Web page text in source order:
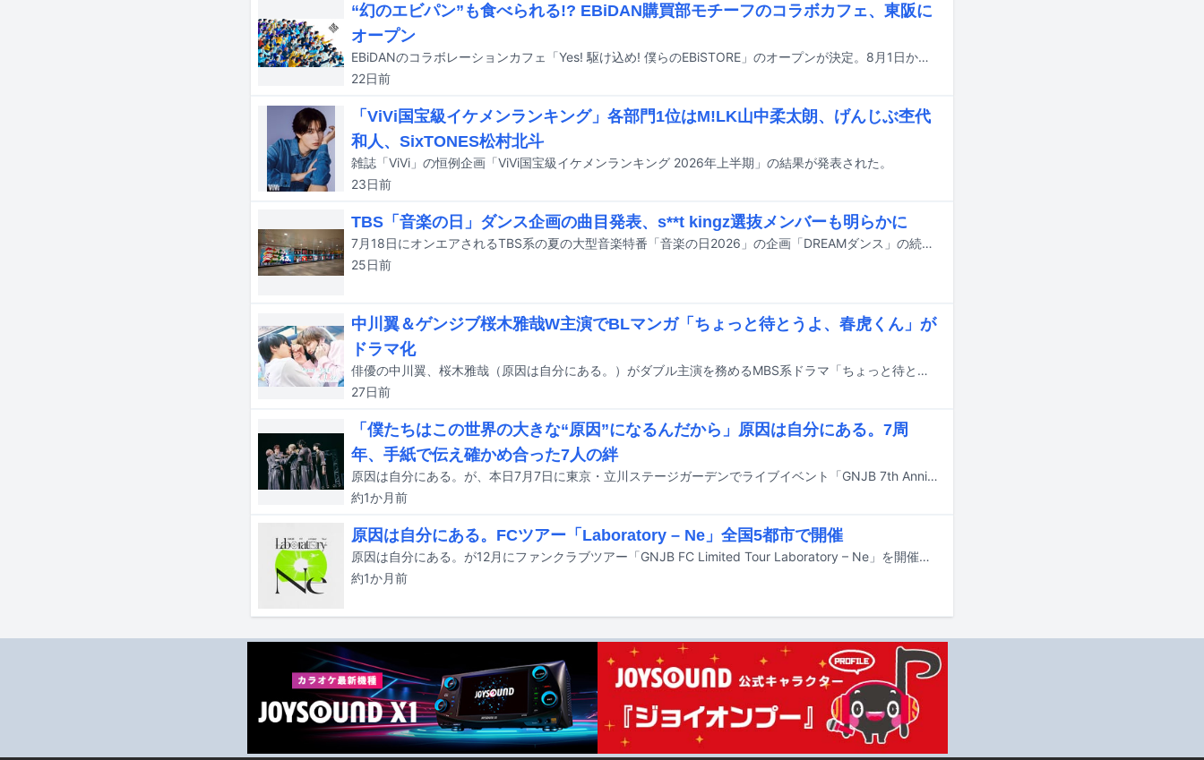
“幻のエビパン”も食べられる!? EBiDAN購買部モチーフのコラボカフェ、東阪に
オープン
EBiDANのコラボレーションカフェ「Yes! 駆け込め! 僕らのEBiSTORE」のオープンが決定。8月1日から16日までの期間、東京・SHIBUYA TSUTAYAをメイン会場に実施され、大阪・LE GARAGE 梅田 蔦屋書店でもサテライト開催される。
22日前
「ViVi国宝級イケメンランキング」各部門1位はM!LK山中柔太朗、げんじぶ杢代
和人、SixTONES松村北斗
雑誌「ViVi」の恒例企画「ViVi国宝級イケメンランキング 2026年上半期」の結果が発表された。
23日前
TBS「音楽の日」ダンス企画の曲目発表、s**t kingz選抜メンバーも明らかに
7月18日にオンエアされるTBS系の夏の大型音楽特番「音楽の日2026」の企画「DREAMダンス」の続報が明らかに。番組の出演アーティスト第4弾やそのほかの企画詳細も発表された。
25日前
中川翼＆ゲンジブ桜木雅哉W主演でBLマンガ「ちょっと待とうよ、春虎くん」が
ドラマ化
俳優の中川翼、桜木雅哉（原因は自分にある。）がダブル主演を務めるMBS系ドラマ「ちょっと待とうよ、春虎くん」が、8月13日からMBSドラマフィル枠で放送されることが決定した。
27日前
「僕たちはこの世界の大きな“原因”になるんだから」原因は自分にある。7周
年、手紙で伝え確かめ合った7人の絆
原因は自分にある。が、本日7月7日に東京・立川ステージガーデンでライブイベント「GNJB 7th Anniversary 原因は君にもある。」を開催した。
約1か月前
原因は自分にある。FCツアー「Laboratory – Ne」全国5都市で開催
原因は自分にある。が12月にファンクラブツアー「GNJB FC Limited Tour Laboratory – Ne」を開催する。
約1か月前